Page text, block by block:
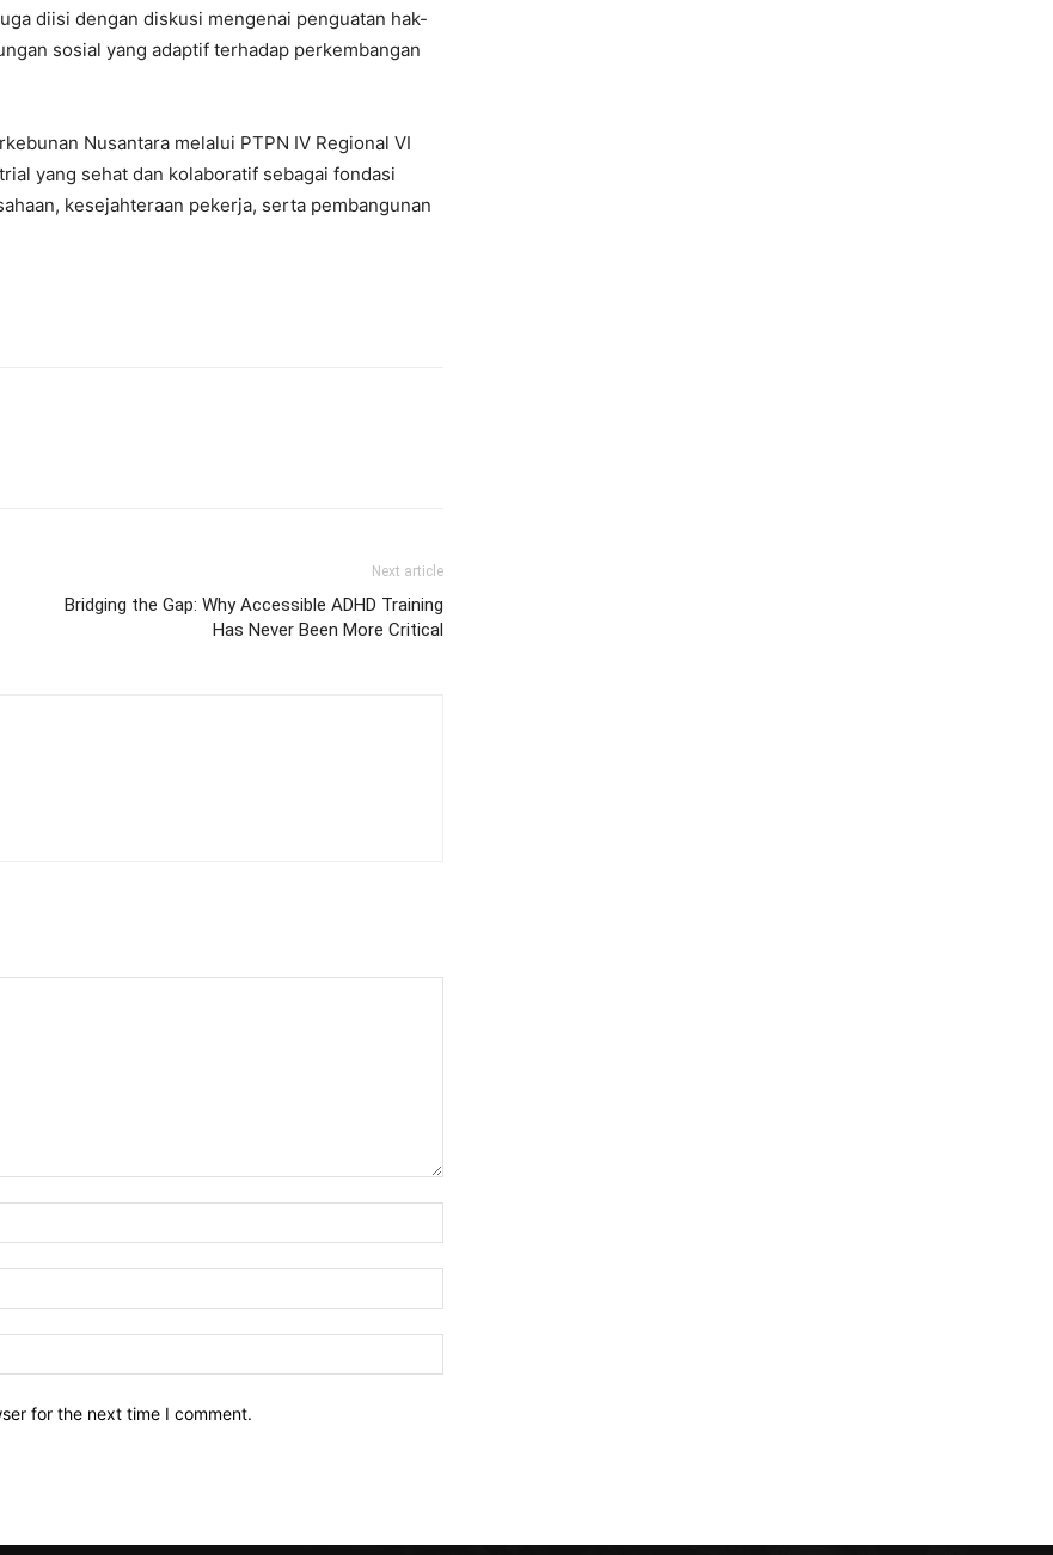
diisi dengan diskusi mengenai penguatan hak-
sosial yang adaptif terhadap perkembangan
Nusantara melalui PTPN IV Regional VI
yang sehat dan kolaboratif sebagai fondasi
kesejahteraan pekerja, serta pembangunan
Next article
Bridging the Gap: Why Accessible ADHD Training
Has Never Been More Critical
for the next time I comment.